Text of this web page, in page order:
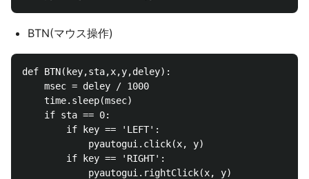
BTN(マウス操作)
def BTN(key,sta,x,y,deley):
    msec = deley / 1000
    time.sleep(msec)
    if sta == 0:
        if key == 'LEFT':
            pyautogui.click(x, y)
        if key == 'RIGHT':
            pyautogui.rightClick(x, y)